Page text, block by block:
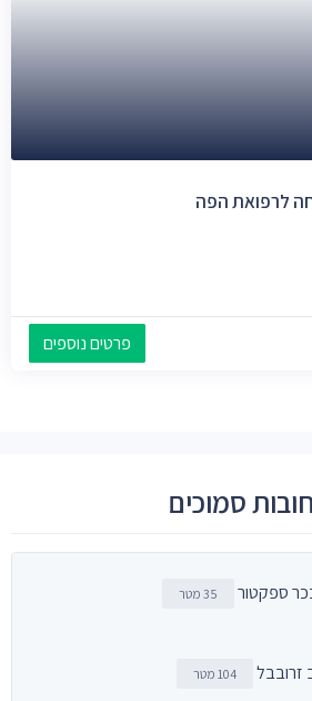
לרפואת הפה
פרטים נוספים
סמוכים
ספקטור 35 מטר
זרובבל 104 מטר